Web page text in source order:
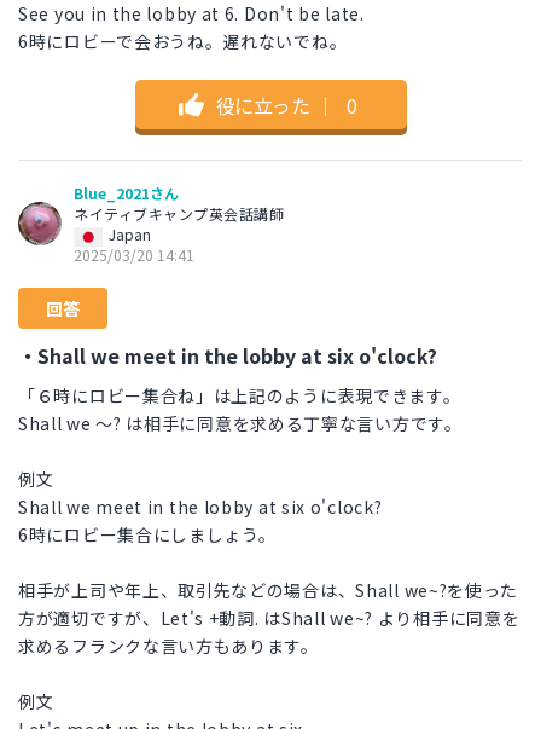
See you in the lobby at 6. Don't be late.
6時にロビーで会おうね。遅れないでね。
役に立った ｜ 0
Blue_2021さん
ネイティブキャンプ英会話講師
Japan
2025/03/20 14:41
回答
・Shall we meet in the lobby at six o'clock?
「６時にロビー集合ね」は上記のように表現できます。
Shall we ～? は相手に同意を求める丁寧な言い方です。
例文
Shall we meet in the lobby at six o'clock?
6時にロビー集合にしましょう。
相手が上司や年上、取引先などの場合は、Shall we~?を使った
方が適切ですが、Let's +動詞. はShall we~? より相手に同意を
求めるフランクな言い方もあります。
例文